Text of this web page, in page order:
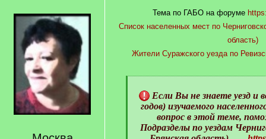
Тема по ГАБО на форуме
Список населенных мест по
область)
Жители Суражского уезда по
Если Вы не знаете уезд и
годов) изучаемого
вопрос в этой теме,
Подразделы по уездам